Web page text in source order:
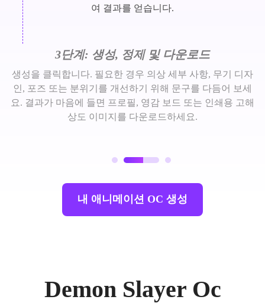
여 결과를 얻습니다.
3단계: 생성, 정제 및 다운로드
생성을 클릭합니다. 필요한 경우 의상 세부 사항, 무기 디자
인, 포즈 또는 분위기를 개선하기 위해 문구를 다듬어 보세
요. 결과가 마음에 들면 프로필, 영감 보드 또는 인쇄용 고해
상도 이미지를 다운로드하세요.
내 애니메이션 OC 생성
Demon Slayer Oc